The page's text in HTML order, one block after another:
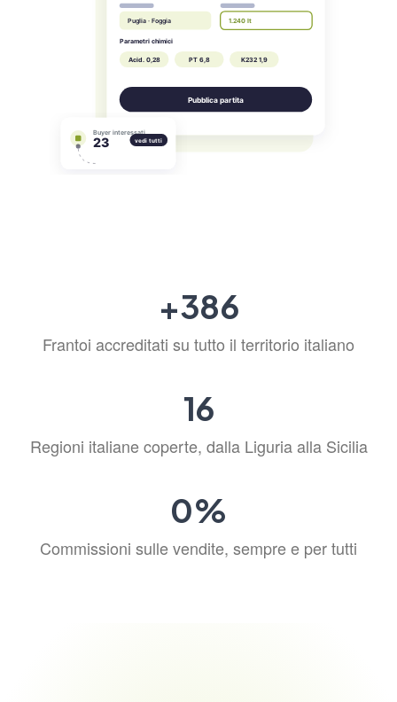
+469
Frantoi accreditati su tutto il territorio italiano
19
Regioni italiane coperte, dalla Liguria alla Sicilia
0%
Commissioni sulle vendite, sempre e per tutti